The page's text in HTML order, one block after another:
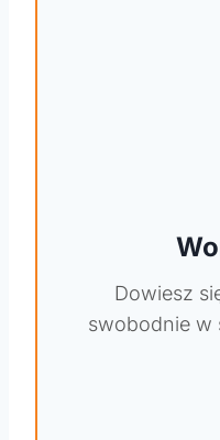
Dowiesz
swobodnie w